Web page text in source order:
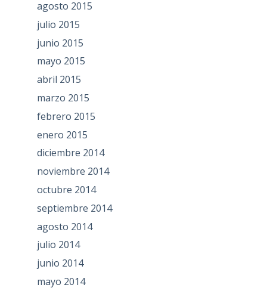
agosto 2015
julio 2015
junio 2015
mayo 2015
abril 2015
marzo 2015
febrero 2015
enero 2015
diciembre 2014
noviembre 2014
octubre 2014
septiembre 2014
agosto 2014
julio 2014
junio 2014
mayo 2014